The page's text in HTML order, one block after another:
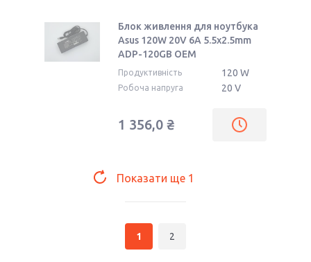
Блок живлення для ноутбука
Asus 120W 20V 6A 5.5x2.5mm
ADP-120GB OEM
Продуктивність 120 W
Робоча напруга 20 V
1 356,0 ₴
Показати ще 1
1 2